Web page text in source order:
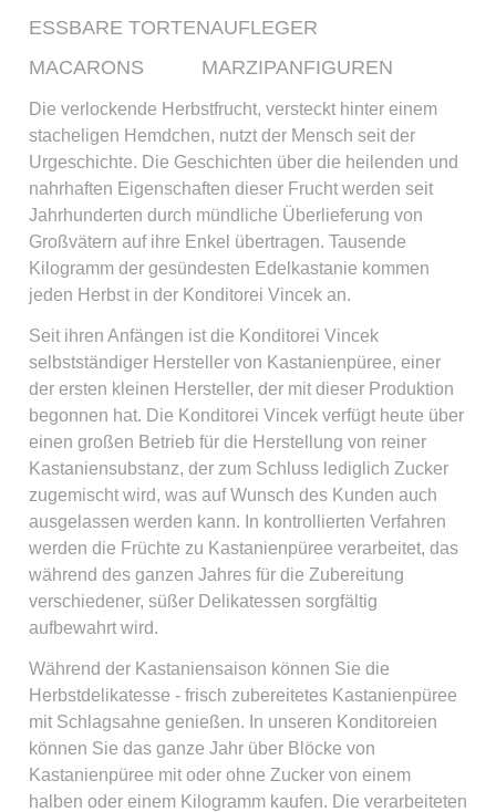
ESSBARE TORTENAUFLEGER
MACARONS
MARZIPANFIGUREN
Die verlockende Herbstfrucht, versteckt hinter einem
stacheligen Hemdchen, nutzt der Mensch seit der
Urgeschichte. Die Geschichten über die heilenden und
nahrhaften Eigenschaften dieser Frucht werden seit
Jahrhunderten durch mündliche Überlieferung von
Großvätern auf ihre Enkel übertragen. Tausende
Kilogramm der gesündesten Edelkastanie kommen
jeden Herbst in der Konditorei Vincek an.
Seit ihren Anfängen ist die Konditorei Vincek
selbstständiger Hersteller von Kastanienpüree, einer
der ersten kleinen Hersteller, der mit dieser Produktion
begonnen hat. Die Konditorei Vincek verfügt heute über
einen großen Betrieb für die Herstellung von reiner
Kastaniensubstanz, der zum Schluss lediglich Zucker
zugemischt wird, was auf Wunsch des Kunden auch
ausgelassen werden kann. In kontrollierten Verfahren
werden die Früchte zu Kastanienpüree verarbeitet, das
während des ganzen Jahres für die Zubereitung
verschiedener, süßer Delikatessen sorgfältig
aufbewahrt wird.
Während der Kastaniensaison können Sie die
Herbstdelikatesse - frisch zubereitetes Kastanienpüree
mit Schlagsahne genießen. In unseren Konditoreien
können Sie das ganze Jahr über Blöcke von
Kastanienpüree mit oder ohne Zucker von einem
halben oder einem Kilogramm kaufen. Die verarbeiteten